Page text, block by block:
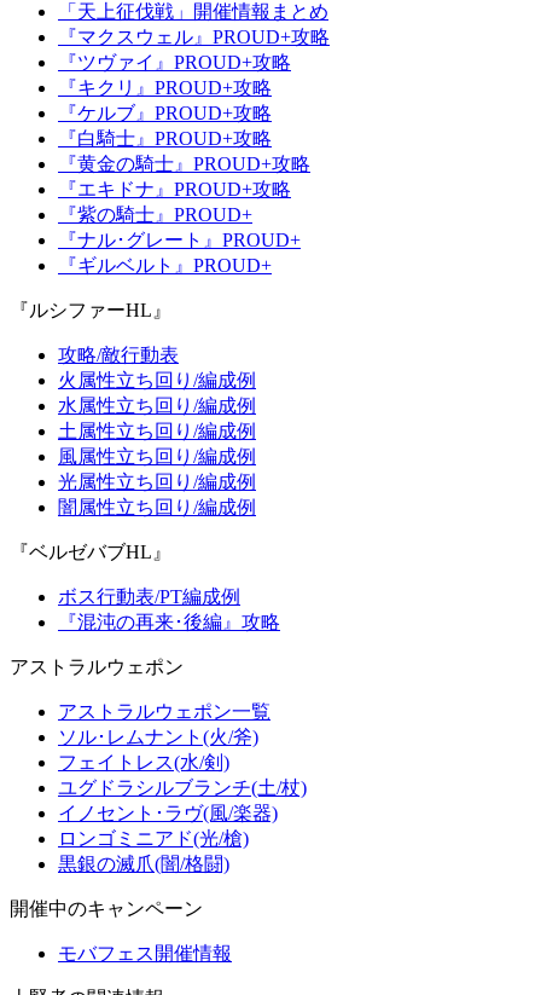
「天上征伐戦」開催情報まとめ
『マクスウェル』PROUD+攻略
『ツヴァイ』PROUD+攻略
『キクリ』PROUD+攻略
『ケルブ』PROUD+攻略
『白騎士』PROUD+攻略
『黄金の騎士』PROUD+攻略
『エキドナ』PROUD+攻略
『紫の騎士』PROUD+
『ナル･グレート』PROUD+
『ギルベルト』PROUD+
『ルシファーHL』
攻略/敵行動表
火属性立ち回り/編成例
水属性立ち回り/編成例
土属性立ち回り/編成例
風属性立ち回り/編成例
光属性立ち回り/編成例
闇属性立ち回り/編成例
『ベルゼバブHL』
ボス行動表/PT編成例
『混沌の再来･後編』攻略
アストラルウェポン
アストラルウェポン一覧
ソル･レムナント(火/斧)
フェイトレス(水/剣)
ユグドラシルブランチ(土/杖)
イノセント･ラヴ(風/楽器)
ロンゴミニアド(光/槍)
黒銀の滅爪(闇/格闘)
開催中のキャンペーン
モバフェス開催情報